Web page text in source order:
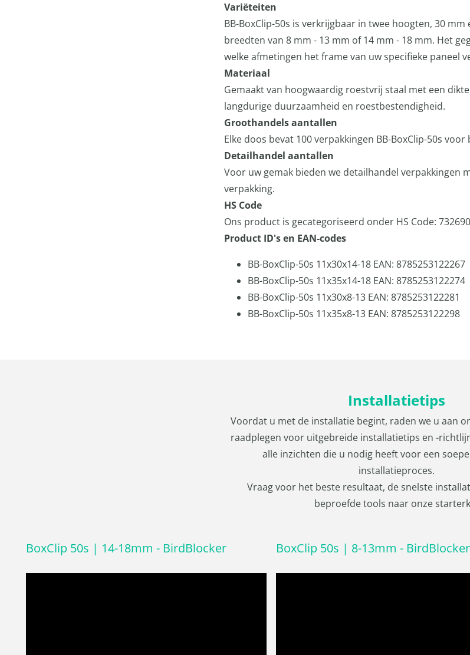
Variëteiten
BB-BoxClip-50s is verkrijgbaar in twee hoogten, 30 mm
breedten van 8 mm - 13 mm of 14 mm - 18 mm. Het
welke afmetingen het frame van uw specifieke paneel
Materiaal
Gemaakt van hoogwaardig roestvrij staal met een
langdurige duurzaamheid en roestbestendigheid.
Groothandels aantallen
Elke doos bevat 100 verpakkingen BB-BoxClip-50s
Detailhandel aantallen
Voor uw gemak bieden we detailhandel verpakkingen
verpakking.
HS Code
Ons product is gecategoriseerd onder HS Code:
Product ID's en EAN-codes
BB-BoxClip-50s 11x30x14-18 EAN: 8785253122267
BB-BoxClip-50s 11x35x14-18 EAN: 8785253122274
BB-BoxClip-50s 11x30x8-13 EAN: 8785253122281
BB-BoxClip-50s 11x35x8-13 EAN: 8785253122298
Installatietips
Voordat u met de installatie begint, raden we u aan
raadplegen voor uitgebreide installatietips en -
alle inzichten die u nodig heeft voor een
installatieproces.
Vraag voor het beste resultaat, de snelste
beproefde tools naar onze
BoxClip 50s | 14-18mm - BirdBlocker BoxClip 50s | 8-13mm - BirdBlocker